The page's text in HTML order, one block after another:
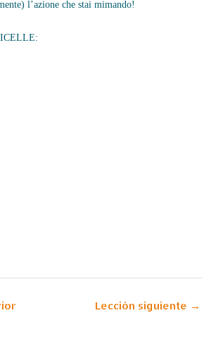
l’azione che stai mimando!
Lección siguiente →